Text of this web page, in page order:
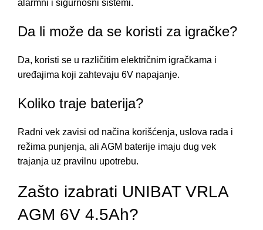
alarmni i sigurnosni sistemi.
Da li može da se koristi za igračke?
Da, koristi se u različitim električnim igračkama i
uređajima koji zahtevaju 6V napajanje.
Koliko traje baterija?
Radni vek zavisi od načina korišćenja, uslova rada i
režima punjenja, ali AGM baterije imaju dug vek
trajanja uz pravilnu upotrebu.
Zašto izabrati UNIBAT VRLA
AGM 6V 4.5Ah?